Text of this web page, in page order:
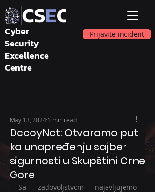
Cyber
Security
Excellence
Centre
Prijavite incident
DecoyNet: Otvaramo put
ka unapređenju sajber
sigurnosti u Skupštini Crne
Gore
May 13, 2024 1 min read
Sa zadovoljstvom najavljujemo